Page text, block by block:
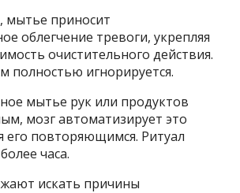
приносит
облегчение тревоги, укрепляя
очистительного действия.
полностью игнорируется.
мытье рук или продуктов
мозг автоматизирует это
его повторяющимся. Ритуал
часа.
искать причины